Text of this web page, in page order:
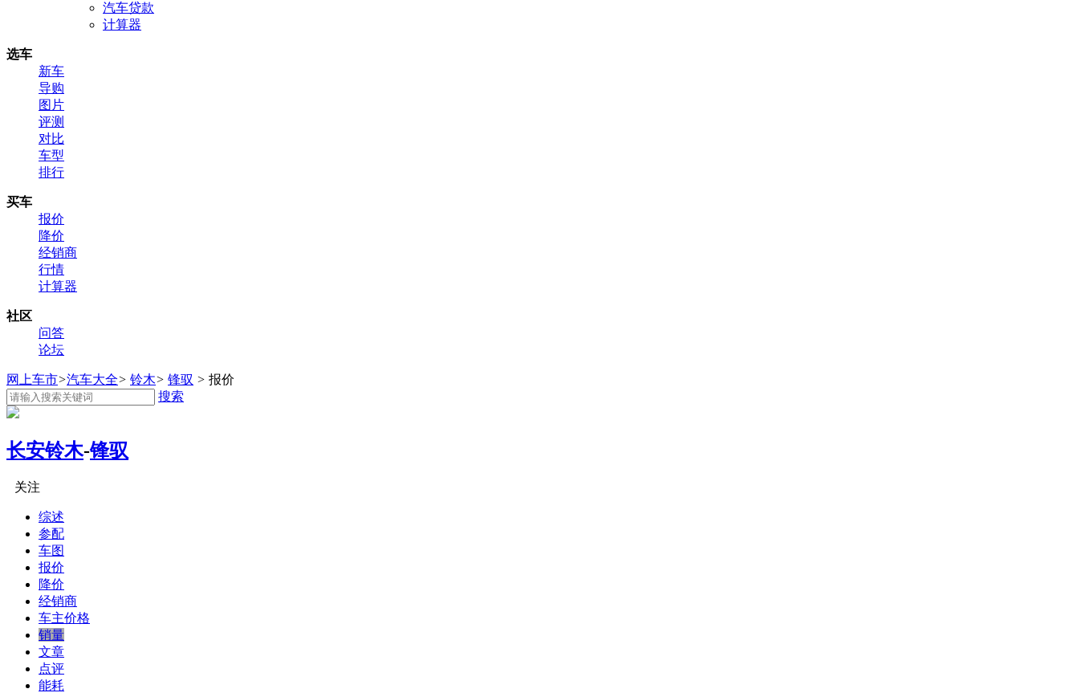
汽车贷款
计算器
选车
新车
导购
图片
评测
对比
车型
排行
买车
报价
降价
经销商
行情
计算器
社区
问答
论坛
网上车市>汽车大全> 铃木> 锋驭 > 报价
搜索
长安铃木-锋驭
关注
综述
参配
车图
报价
降价
经销商
车主价格
销量
文章
点评
能耗